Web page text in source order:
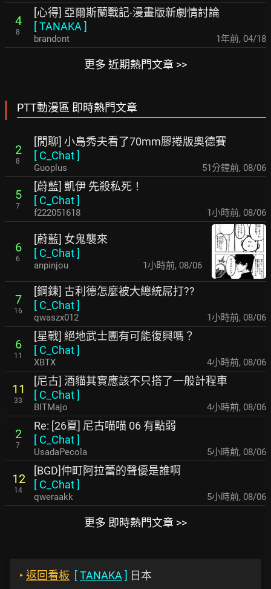
4
8
[心得] 亞爾斯蘭戰記-漫畫版新劇情討論
[TANAKA ]
brandont 1年前, 04/18
更多 近期熱門文章 >>
PTT動漫區 即時熱門文章
2
8
[閒聊] 小島秀夫看了70mm膠捲版奧德賽
[ C_Chat]
Guoplus 51分鐘前, 08/06
5
7
[蔚藍] 凱伊 先殺私死！
[ C_Chat]
f222051618 1小時前, 08/06
6
6
[蔚藍] 女鬼襲來
[ C_Chat]
anpinjou 1小時前, 08/06
7
16
[鋼鍊] 古利德怎麼被大總統屌打??
[ C_Chat]
qwaszx012 1小時前, 08/06
6
11
[星戰] 絕地武士團有可能復興嗎？
[ C_Chat]
XBTX 4小時前, 08/06
11
33
[尼古] 酒貓其實應該不只搭了一般計程車
[ C_Chat]
BITMajo 4小時前, 08/06
2
7
Re: [26夏] 尼古喵喵 06 有點弱
[ C_Chat]
UsadaPecola 5小時前, 08/06
12
14
[BGD]仲町阿拉蕾的聲優是誰啊
[ C_Chat]
qweraakk 5小時前, 08/06
更多 即時熱門文章 >>
‣ 返回看板 [TANAKA ] 日本